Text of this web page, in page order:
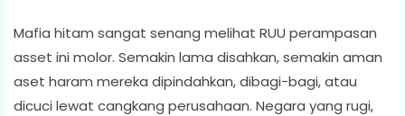
Mafia hitam sangat senang melihat RUU perampasan
asset ini molor. Semakin lama disahkan, semakin aman
aset haram mereka dipindahkan, dibagi-bagi, atau
dicuci lewat cangkang perusahaan. Negara yang rugi,